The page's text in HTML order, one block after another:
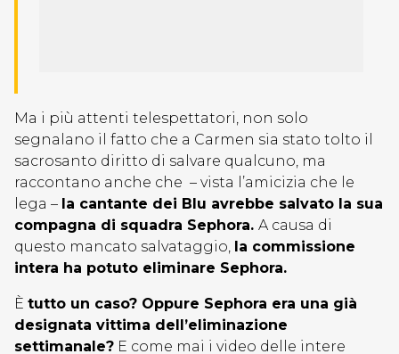
Ma i più attenti telespettatori, non solo
segnalano il fatto che a Carmen sia stato tolto il
sacrosanto diritto di salvare qualcuno, ma
raccontano anche che – vista l’amicizia che le
lega – la cantante dei Blu avrebbe salvato la sua
compagna di squadra Sephora. A causa di
questo mancato salvataggio, la commissione
intera ha potuto eliminare Sephora.
È tutto un caso? Oppure Sephora era una già
designata vittima dell’eliminazione
settimanale? E come mai i video delle intere